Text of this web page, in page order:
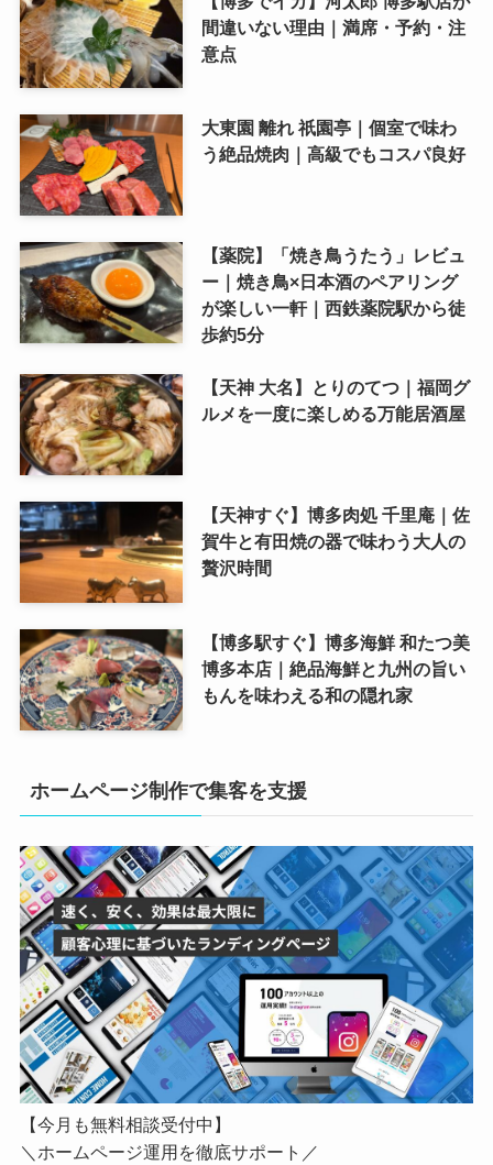
間違いない理由｜満席・予約・注
意点
大東園 離れ 祇園亭｜個室で味わ
う絶品焼肉｜高級でもコスパ良好
【薬院】「焼き鳥うたう」レビュ
ー｜焼き鳥×日本酒のペアリング
が楽しい一軒｜西鉄薬院駅から徒
歩約5分
【天神 大名】とりのてつ｜福岡グ
ルメを一度に楽しめる万能居酒屋
【天神すぐ】博多肉処 千里庵｜佐
賀牛と有田焼の器で味わう大人の
贅沢時間
【博多駅すぐ】博多海鮮 和たつ美
博多本店｜絶品海鮮と九州の旨い
もんを味わえる和の隠れ家
ホームページ制作で集客を支援
【今月も無料相談受付中】
＼ホームページ運用を徹底サポート／